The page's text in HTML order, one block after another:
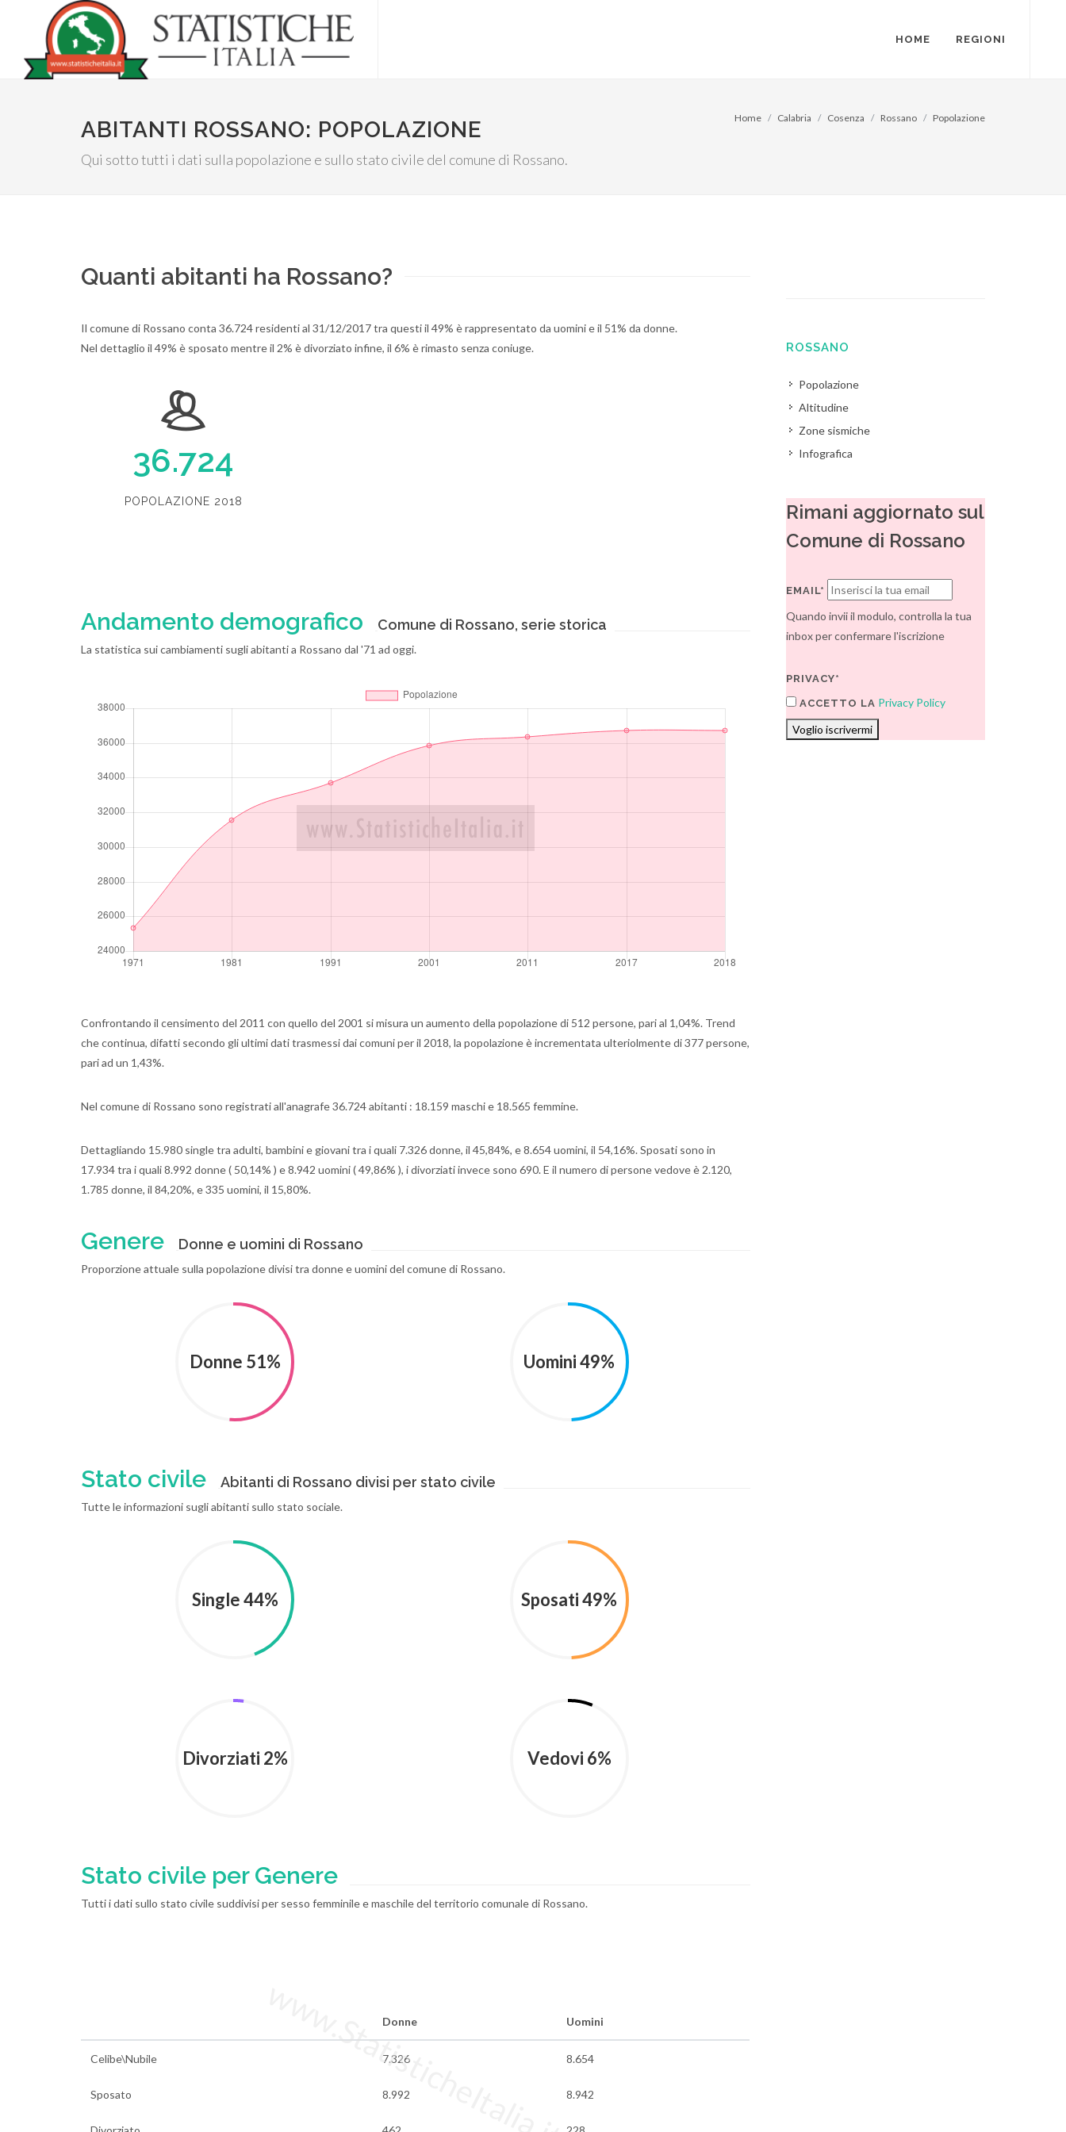
HOME REGIONI
ABITANTI ROSSANO: POPOLAZIONE
Qui sotto tutti i dati sulla popolazione e sullo stato civile del comune di Rossano.
Home Calabria Cosenza Rossano Popolazione
Quanti abitanti ha Rossano?
Il comune di Rossano conta 36.724 residenti al 31/12/2017 tra questi il 49% è rappresentato da uomini e il 51% da donne.
Nel dettaglio il 49% è sposato mentre il 2% è divorziato infine, il 6% è rimasto senza coniuge.
36.724
POPOLAZIONE 2018
Andamento demografico Comune di Rossano, serie storica
La statistica sui cambiamenti sugli abitanti a Rossano dal '71 ad oggi.
Confrontando il censimento del 2011 con quello del 2001 si misura un aumento della popolazione di 512 persone, pari al 1,04%. Trend
che continua, difatti secondo gli ultimi dati trasmessi dai comuni per il 2018, la popolazione è incrementata ulteriolmente di 377 persone,
pari ad un 1,43%.
Nel comune di Rossano sono registrati all'anagrafe 36.724 abitanti : 18.159 maschi e 18.565 femmine.
Dettagliando 15.980 single tra adulti, bambini e giovani tra i quali 7.326 donne, il 45,84%, e 8.654 uomini, il 54,16%. Sposati sono in
17.934 tra i quali 8.992 donne ( 50,14% ) e 8.942 uomini ( 49,86% ), i divorziati invece sono 690. E il numero di persone vedove è 2.120,
1.785 donne, il 84,20%, e 335 uomini, il 15,80%.
Genere Donne e uomini di Rossano
Proporzione attuale sulla popolazione divisi tra donne e uomini del comune di Rossano.
Donne 51% Uomini 49%
Stato civile Abitanti di Rossano divisi per stato civile
Tutte le informazioni sugli abitanti sullo stato sociale.
Single 44% Sposati 49%
Divorziati 2% Vedovi 6%
Stato civile per Genere
Tutti i dati sullo stato civile suddivisi per sesso femminile e maschile del territorio comunale di Rossano.
Donne Uomini
Celibe\Nubile 7.326 8.654
Sposato 8.992 8.942
www.StatisticheItalia.it
ROSSANO
Popolazione
Altitudine
Zone sismiche
Infografica
Rimani aggiornato sul
Comune di Rossano
EMAIL*
Quando invii il modulo, controlla la tua
inbox per confermare l'iscrizione
PRIVACY*
ACCETTO LA Privacy Policy
Voglio iscrivermi